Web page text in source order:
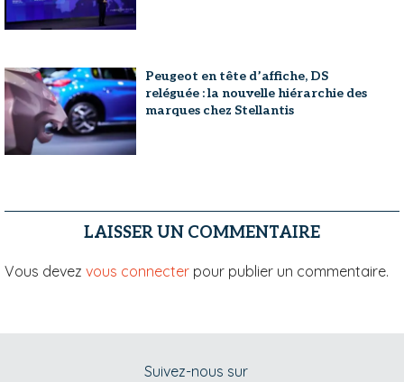
Peugeot en tête d’affiche, DS
reléguée : la nouvelle hiérarchie des
marques chez Stellantis
LAISSER UN COMMENTAIRE
Vous devez vous connecter pour publier un commentaire.
Suivez-nous sur